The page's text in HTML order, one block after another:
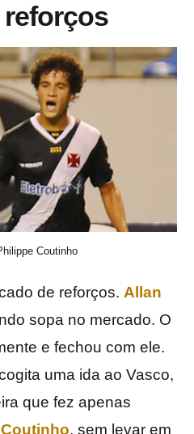
Coutinho
de reforços. Allan
sopa no mercado. O
e fechou com ele.
uma ida ao Vasco,
que fez apenas
, sem levar em